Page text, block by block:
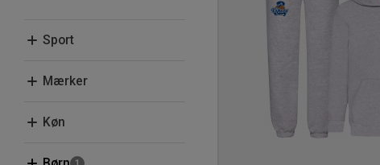
Shorts
Støttebind
Sport
Basketball
Mærker
Clique
Køn
Kvinder